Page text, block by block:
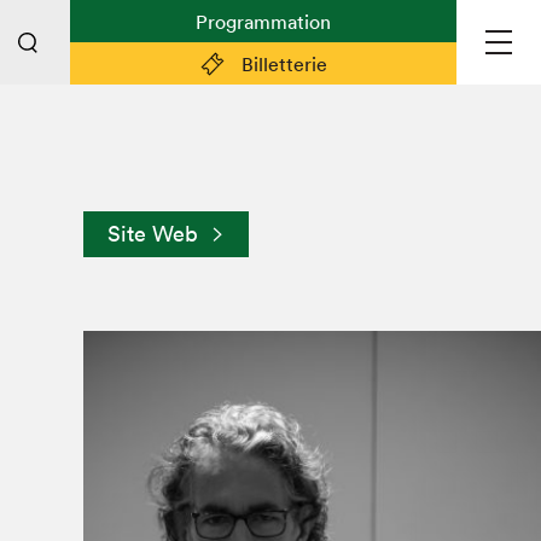
Billetterie
Programmation
Plan du Salon
Préparer sa visite
Espace médias
Espace participant⋅e⋅s
Espace Salon dans la ville
Espace bénévoles
Devenir bénévole
Site Web